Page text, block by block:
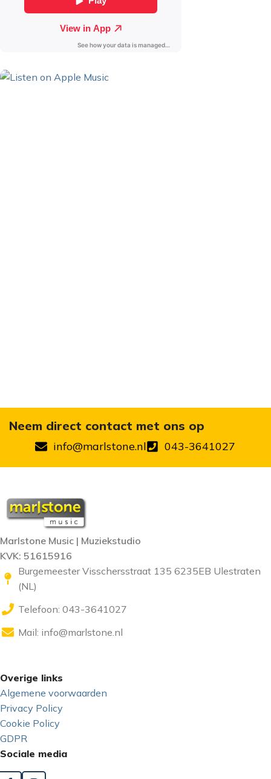
Neem direct contact met ons op
info@marlstone.nl 043-3641027
Marlstone Music | Muziekstudio
KVK: 51615916
Burgemeester Visschersstraat 135 6235EB Ulestraten
(NL)
Telefoon: 043-3641027
Mail: info@marlstone.nl
Overige links
Algemene voorwaarden
Privacy Policy
Cookie Policy
GDPR
Sociale media